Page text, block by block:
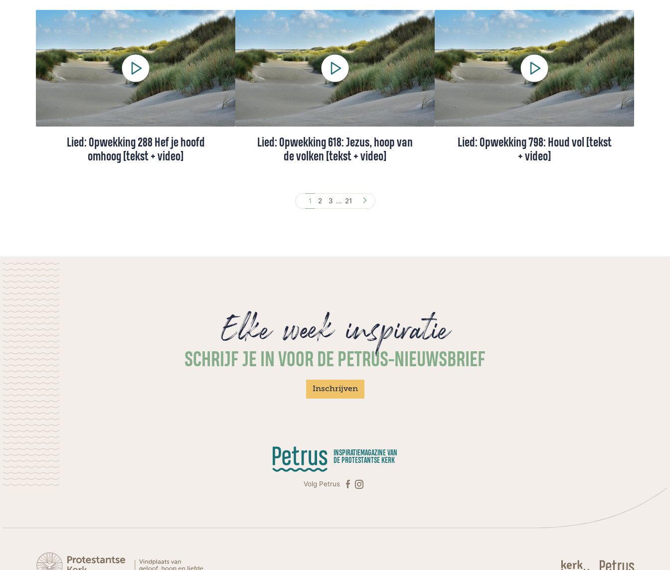
Dit lied draait om één ding: de grootheid
van God en de Geest. We zingen over hoe
Hij, ondanks Zijn grootheid, zo dichtbij
komt.
Opwekking 488 gaat over het verlangen
om door Gods liefde gedragen te worden.
Deze versie van Giovanca is gedeeltelijk in
het Papiaments.
'De rivier' gaat over Gods vergiffenis. Bij
Hem kan je altijd opnieuw beginnen.
Lied: Opwekking 288 Hef je hoofd
omhoog [tekst + video]
Lied: Opwekking 618: Jezus, hoop van
de volken [tekst + video]
is. Hij is het licht dat blijft.
Lied: Opwekking 798: Houd vol [tekst
+ video]
1 2 3 ... 21
Elke week inspiratie
SCHRIJF JE IN VOOR DE PETRUS-NIEUWSBRIEF
Inschrijven
INSPIRATIEMAGAZINE VAN
DE PROTESTANTSE KERK
Volg Petrus